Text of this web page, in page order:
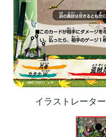
イラストレーター